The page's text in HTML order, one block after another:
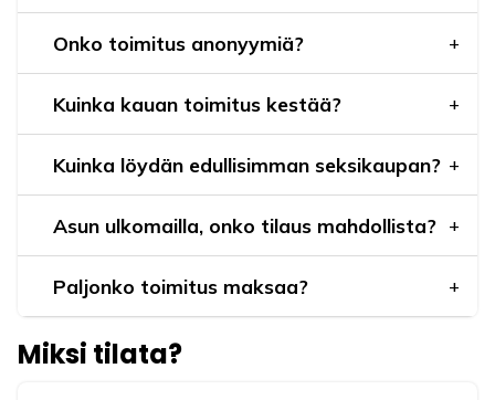
Onko toimitus anonyymiä?
Kuinka kauan toimitus kestää?
Kuinka löydän edullisimman seksikaupan?
Asun ulkomailla, onko tilaus mahdollista?
Paljonko toimitus maksaa?
Miksi tilata?